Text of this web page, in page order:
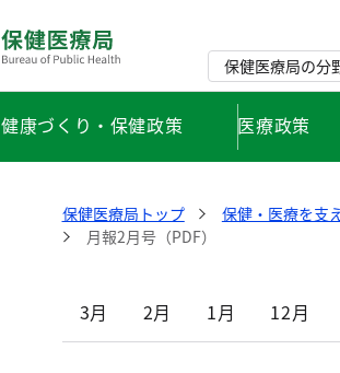
保健医療局の分
健康づくり・保健政策 医療政策
保健医療局トップ 保健・医療を支
月報2月号（PDF）
3月 2月 1月 12月